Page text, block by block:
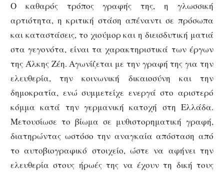
Ο καθαρός τρόπος γραφής της, η γλωσσική
αρτιότητα, η κριτική στάση απέναντι σε πρόσωπα
και καταστάσεις, το χιούμορ και η διεισδυτική ματιά
στα γεγονότα, είναι τα χαρακτηριστικά των έργων
της Άλκης Ζέη. Αγωνίζεται με την γραφή της για την
ελευθερία, την κοινωνική δικαιοσύνη και την
δημοκρατία, ενώ συμμετείχε ενεργά στο αριστερό
κόμμα κατά την γερμανική κατοχή στη Ελλάδα.
Μετουσίωσε το βίωμα σε μυθιστορηματική γραφή,
διατηρώντας ωστόσο την αναγκαία απόσταση από
το αυτοβιογραφικό στοιχείο, ώστε να αφήνει την
ελευθερία στους ήρωές της να έχουν τη δική τους